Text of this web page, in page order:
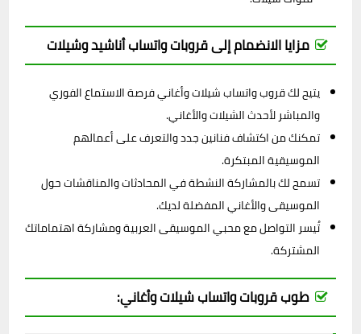
مزايا الانضمام إلى قروبات واتساب أناشيد وشيلات
يتيح لك قروب واتساب شيلات وأغاني فرصة الاستماع الفوري
والمباشر لأحدث الشيلات والأغاني.
تمكنك من اكتشاف فنانين جدد والتعرف على أعمالهم
الموسيقية المبتكرة.
تسمح لك بالمشاركة النشطة في المحادثات والمناقشات حول
الموسيقى والأغاني المفضلة لديك.
تُيسر التواصل مع محبي الموسيقى العربية ومشاركة اهتماماتك
المشتركة.
طوب قروبات واتساب شيلات وأغاني: